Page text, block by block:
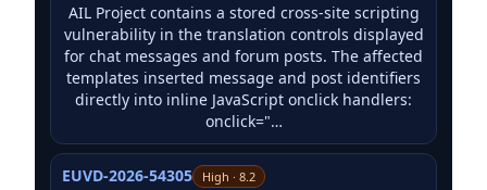
AIL Project contains a stored cross-site scripting
vulnerability in the translation controls displayed
for chat messages and forum posts. The affected
templates inserted message and post identifiers
directly into inline JavaScript onclick handlers:
onclick="…
EUVD-2026-54305
High · 8.2